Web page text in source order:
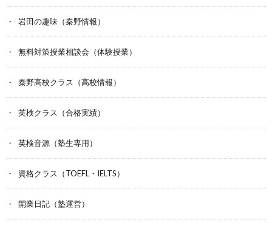
岩田の趣味（秦野情報）
無料対策授業相談会（体験授業）
秦野高校クラス（高校情報）
英検クラス（合格実績）
英検音源（塾生専用）
資格クラス（TOEFL・IELTS）
開業日記（塾運営）